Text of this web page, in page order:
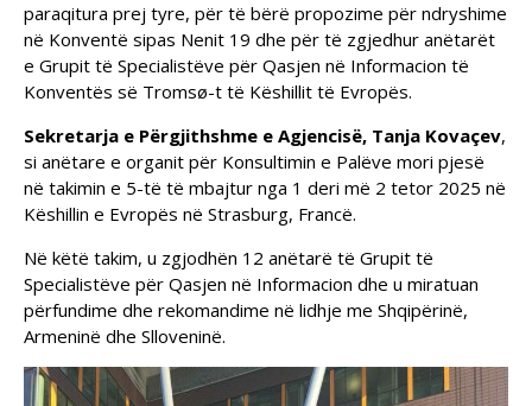
paraqitura prej tyre, për të bërë propozime për ndryshime
në Konventë sipas Nenit 19 dhe për të zgjedhur anëtarët
e Grupit të Specialistëve për Qasjen në Informacion të
Konventës së Tromsø-t të Këshillit të Evropës.
Sekretarja e Përgjithshme e Agjencisë, Tanja Kovaçev,
si anëtare e organit për Konsultimin e Palëve mori pjesë
në takimin e 5-të të mbajtur nga 1 deri më 2 tetor 2025 në
Këshillin e Evropës në Strasburg, Francë.
Në këtë takim, u zgjodhën 12 anëtarë të Grupit të
Specialistëve për Qasjen në Informacion dhe u miratuan
përfundime dhe rekomandime në lidhje me Shqipërinë,
Armeninë dhe Slloveninë.